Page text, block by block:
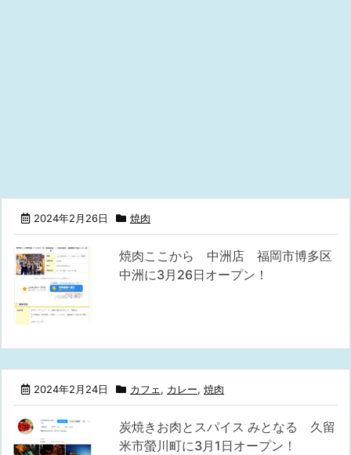
2024年2月26日 焼肉
焼肉ここから 中洲店 福岡市博多区
中洲に3月26日オープン！
2024年2月24日 カフェ, カレー, 焼肉
炭焼きお肉とスパイス みとなる 久留
米市螢川町に3月1日オープン！